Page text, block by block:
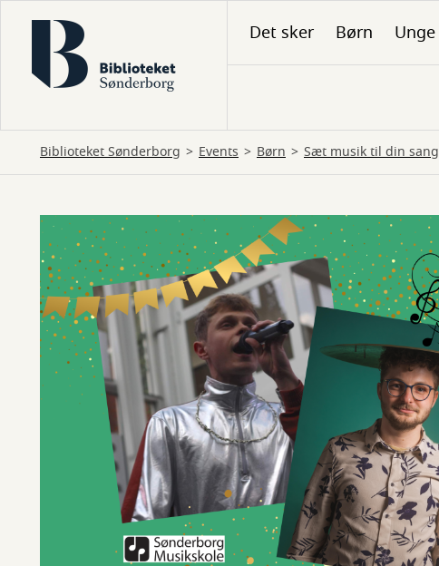
hovedindhold
Det sker Børn Unge
Biblioteket Sønderborg Events Børn Sæt musik til din sang